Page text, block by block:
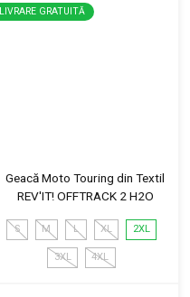
LIVRARE GRATUITĂ
Geacă Moto Touring din Textil
REV'IT! OFFTRACK 2 H2O
S M L XL 2XL
3XL 4XL